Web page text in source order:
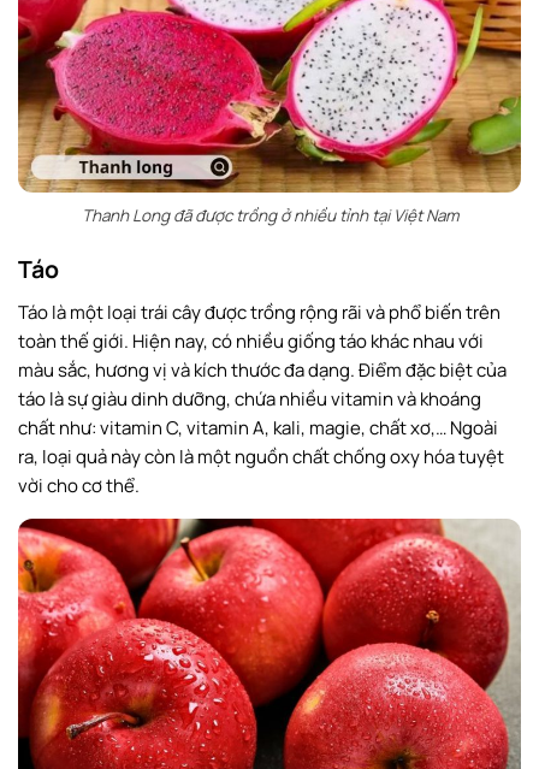
Thanh Long đã được trồng ở nhiều tỉnh tại Việt Nam
Táo
Táo là một loại trái cây được trồng rộng rãi và phổ biến trên
toàn thế giới. Hiện nay, có nhiều giống táo khác nhau với
màu sắc, hương vị và kích thước đa dạng. Điểm đặc biệt của
táo là sự giàu dinh dưỡng, chứa nhiều vitamin và khoáng
chất như: vitamin C, vitamin A, kali, magie, chất xơ,… Ngoài
ra, loại quả này còn là một nguồn chất chống oxy hóa tuyệt
vời cho cơ thể.